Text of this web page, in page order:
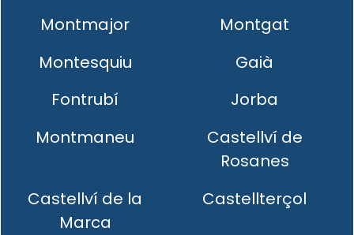
Montmajor
Montgat
Montesquiu
Gaià
Fontrubí
Jorba
Montmaneu
Castellví de
Rosanes
Castellví de la
Marca
Castellterçol